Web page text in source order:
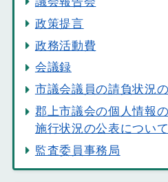
政策提言
政務活動費
会議録
市議会議員の請負状況
郡上市議会の個人情報
施行状況の公表について
監査委員事務局